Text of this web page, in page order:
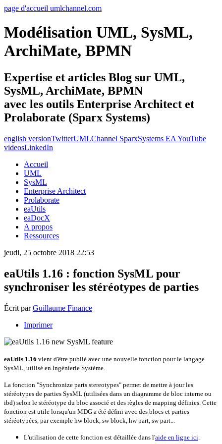
page d'accueil umlchannel.com
Modélisation UML, SysML,
ArchiMate, BPMN
Expertise et articles Blog sur UML,
SysML, ArchiMate, BPMN
avec les outils Enterprise Architect et
Prolaborate (Sparx Systems)
english versionTwitterUMLChannel SparxSystems EA YouTube
videosLinkedIn
Accueil
UML
SysML
Enterprise Architect
Prolaborate
eaUtils
eaDocX
A propos
Ressources
jeudi, 25 octobre 2018 22:53
eaUtils 1.16 : fonction SysML pour
synchroniser les stéréotypes de parties
Écrit parGuillaume Finance
Imprimer
eaUtils 1.16 vient d'être publié avec une nouvelle fonction pour le langage
SysML, utilisé en Ingénierie Système.
La fonction "Synchronize parts stereotypes" permet de mettre à jour les
stéréotypes de parties SysML (utilisées dans un diagramme de bloc interne ou
ibd) selon le stéréotype du bloc associé et des règles de mapping définies. Cette
fonction est utile lorsqu'un MDG a été défini avec des blocs et parties
stéréotypées, par exemple hw block, sw block, hw part, sw part...
L'utilisation de cette fonction est détaillée dans l'aide en ligne ici